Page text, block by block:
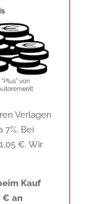
Verlagen
7%. Bei
1,05 €. Wir
Kauf
€ an